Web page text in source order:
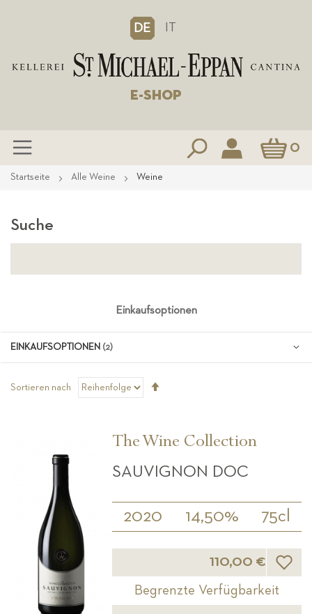
DE IT
E-SHOP
Mein 0
Zum
Startseite Alle Weine Weine
Sortieren nach
The Wine Collection
SAUVIGNON DOC
2020 14,50% 75cl
110,00 €
Begrenzte Verfügbarkeit
Suche
Einkaufsoptionen
EINKAUFSOPTIONEN